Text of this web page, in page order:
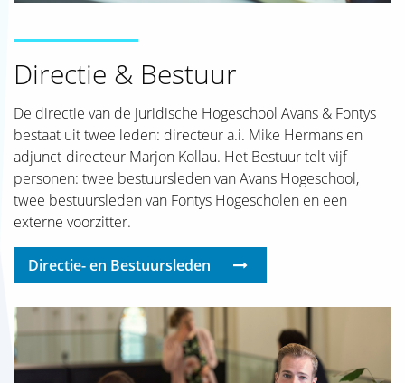
Directie & Bestuur
De directie van de juridische Hogeschool Avans & Fontys
bestaat uit twee leden: directeur a.i. Mike Hermans en
adjunct-directeur Marjon Kollau. Het Bestuur telt vijf
personen: twee bestuursleden van Avans Hogeschool,
twee bestuursleden van Fontys Hogescholen en een
externe voorzitter.
Directie- en Bestuursleden